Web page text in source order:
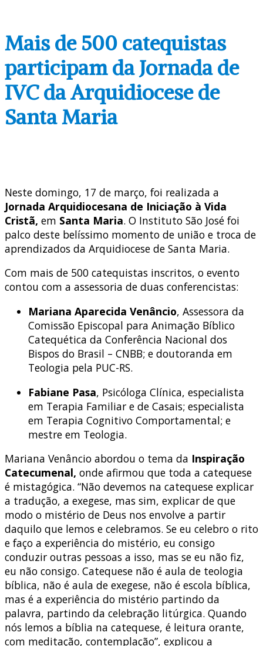
Mais de 500 catequistas
participam da Jornada de
IVC da Arquidiocese de
Santa Maria
Neste domingo, 17 de março, foi realizada a
Jornada Arquidiocesana de Iniciação à Vida
Cristã, em Santa Maria. O Instituto São José foi
palco deste belíssimo momento de união e troca de
aprendizados da Arquidiocese de Santa Maria.
Com mais de 500 catequistas inscritos, o evento
contou com a assessoria de duas conferencistas:
Mariana Aparecida Venâncio, Assessora da
Comissão Episcopal para Animação Bíblico
Catequética da Conferência Nacional dos
Bispos do Brasil – CNBB; e doutoranda em
Teologia pela PUC-RS.
Fabiane Pasa, Psicóloga Clínica, especialista
em Terapia Familiar e de Casais; especialista
em Terapia Cognitivo Comportamental; e
mestre em Teologia.
Mariana Venâncio abordou o tema da Inspiração
Catecumenal, onde afirmou que toda a catequese
é mistagógica. “Não devemos na catequese explicar
a tradução, a exegese, mas sim, explicar de que
modo o mistério de Deus nos envolve a partir
daquilo que lemos e celebramos. Se eu celebro o rito
e faço a experiência do mistério, eu consigo
conduzir outras pessoas a isso, mas se eu não fiz,
eu não consigo. Catequese não é aula de teologia
bíblica, não é aula de exegese, não é escola bíblica,
mas é a experiência do mistério partindo da
palavra, partindo da celebração litúrgica. Quando
nós lemos a bíblia na catequese, é leitura orante,
com meditação, contemplação”, explicou a